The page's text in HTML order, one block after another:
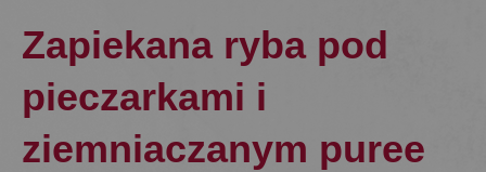
Zapiekana ryba pod
pieczarkami i
ziemniaczanym puree